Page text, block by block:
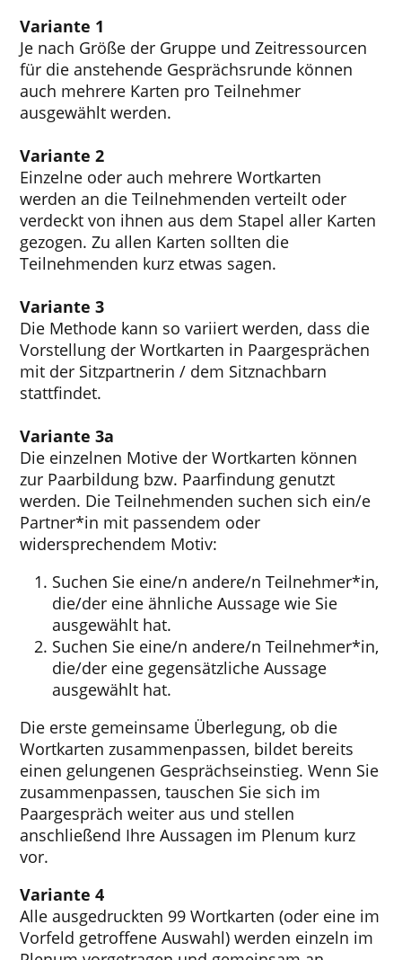
Variante 1
Je nach Größe der Gruppe und Zeitressourcen
für die anstehende Gesprächsrunde können
auch mehrere Karten pro Teilnehmer
ausgewählt werden.
Variante 2
Einzelne oder auch mehrere Wortkarten
werden an die Teilnehmenden verteilt oder
verdeckt von ihnen aus dem Stapel aller Karten
gezogen. Zu allen Karten sollten die
Teilnehmenden kurz etwas sagen.
Variante 3
Die Methode kann so variiert werden, dass die
Vorstellung der Wortkarten in Paargesprächen
mit der Sitzpartnerin / dem Sitznachbarn
stattfindet.
Variante 3a
Die einzelnen Motive der Wortkarten können
zur Paarbildung bzw. Paarfindung genutzt
werden. Die Teilnehmenden suchen sich ein/e
Partner*in mit passendem oder
widersprechendem Motiv:
Suchen Sie eine/n andere/n Teilnehmer*in,
die/der eine ähnliche Aussage wie Sie
ausgewählt hat.
Suchen Sie eine/n andere/n Teilnehmer*in,
die/der eine gegensätzliche Aussage
ausgewählt hat.
Die erste gemeinsame Überlegung, ob die
Wortkarten zusammenpassen, bildet bereits
einen gelungenen Gesprächseinstieg. Wenn Sie
zusammenpassen, tauschen Sie sich im
Paargespräch weiter aus und stellen
anschließend Ihre Aussagen im Plenum kurz
vor.
Variante 4
Alle ausgedruckten 99 Wortkarten (oder eine im
Vorfeld getroffene Auswahl) werden einzeln im